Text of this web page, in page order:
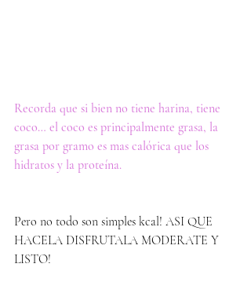
Recorda que si bien no tiene harina, tiene
coco… el coco es principalmente grasa, la
grasa por gramo es mas calórica que los
hidratos y la proteína.
Pero no todo son simples kcal! ASI QUE
HACELA DISFRUTALA MODERATE Y
LISTO!